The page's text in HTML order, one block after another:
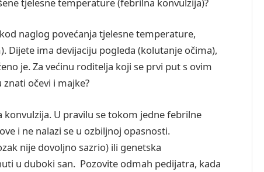
naglog povećanja tjelesne temperature,
ima devijaciju pogleda (kolutanje očima),
je. Za većinu roditelja koji se prvi put s ovim
očevi i majke?
U pravilu se tokom jedne febrilne
i ne nalazi se u ozbiljnoj opasnosti.
nije dovoljno sazrio) ili genetska
u duboki san. Pozovite odmah pedijatra, kada